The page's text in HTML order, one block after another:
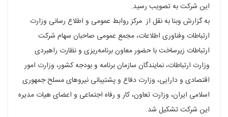
در
فیسبوک
در
گوگل
پلاس
در
تلگرام توییتر لینکدین
این شرکت به تصویب رسید.
به گزارش وبنا به نقل از مرکز روابط عمومی و اطلاع رسانی وزارت
ارتباطات و‌فناوری اطلاعات، مجمع عمومی صاحبان سهام شرکت
ارتباطات زیرساخت با حضور معاون برنامه‌ریزی و نظارت راهبردی
وزارت ارتباطات، نمایندگان سازمان برنامه و‌ بودجه کشور، وزارت امور
اقتصادی و دارایی، وزارت دفاع و پشتیبانی نیروهای مسلح جمهوری
اسلامی ایران، وزارت تعاون، کار و رفاه اجتماعی و اعضای هیات مدیره
این شرکت تشکیل شد.